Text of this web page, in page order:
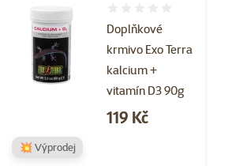
Doplňkové
krmivo Exo Terra
kalcium +
vitamín D3 90g
Cena
119 Kč
💥 Výprodej